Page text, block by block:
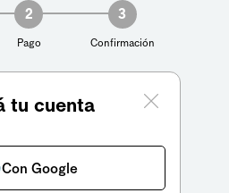
2
Pago
3
Confirmación
tu cuenta
Con Google